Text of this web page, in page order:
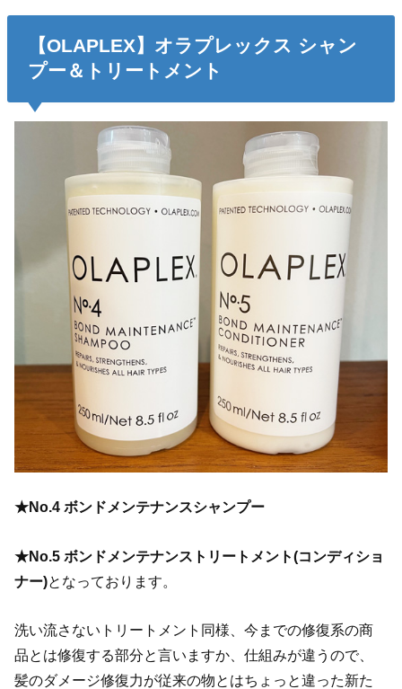
【OLAPLEX】オラプレックス シャン
プー＆トリートメント
★No.4 ボンドメンテナンスシャンプー
★No.5 ボンドメンテナンストリートメント(コンディショ
ナー)となっております。
洗い流さないトリートメント同様、今までの修復系の商
品とは修復する部分と言いますか、仕組みが違うので、
髪のダメージ修復力が従来の物とはちょっと違った新た